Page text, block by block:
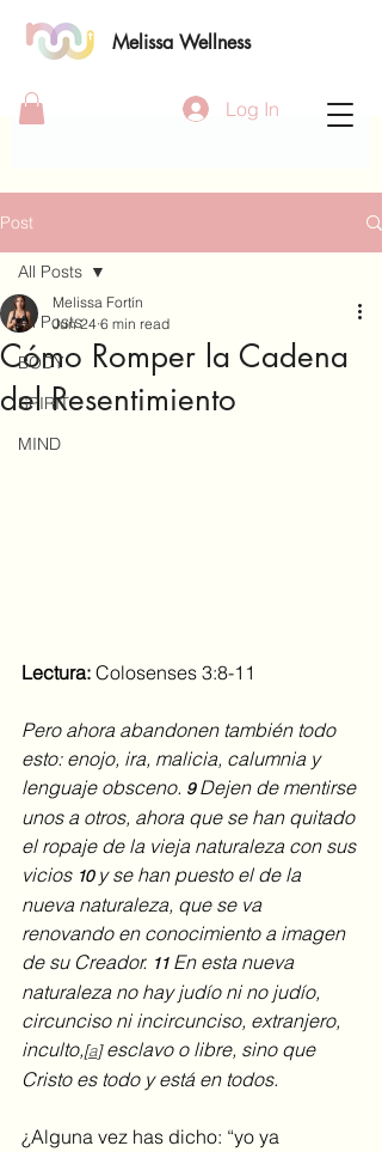
Melissa Wellness
Log In
Post
All Posts
BODY
SPIRIT
MIND
All Posts
Cómo Romper la Cadena
del Resentimiento
Melissa Fortín
Jun 24 6 min read
Lectura: Colosenses 3:8-11
Pero ahora abandonen también todo
esto: enojo, ira, malicia, calumnia y
lenguaje obsceno. 9 Dejen de mentirse
unos a otros, ahora que se han quitado
el ropaje de la vieja naturaleza con sus
vicios 10 y se han puesto el de la
nueva naturaleza, que se va
renovando en conocimiento a imagen
de su Creador. 11 En esta nueva
naturaleza no hay judío ni no judío,
circunciso ni incircunciso, extranjero,
inculto,[a] esclavo o libre, sino que
Cristo es todo y está en todos.
¿Alguna vez has dicho: “yo ya